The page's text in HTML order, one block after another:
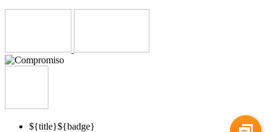
${title}${badge}